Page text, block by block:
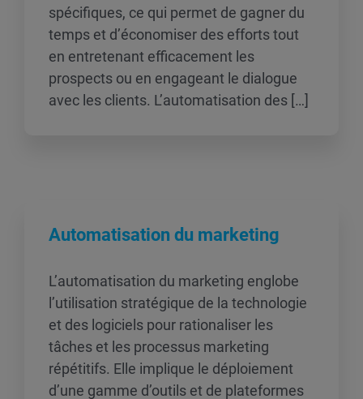
spécifiques, ce qui permet de gagner du
temps et d’économiser des efforts tout
en entretenant efficacement les
prospects ou en engageant le dialogue
avec les clients. L’automatisation des […]
Automatisation du marketing
L’automatisation du marketing englobe
l’utilisation stratégique de la technologie
et des logiciels pour rationaliser les
tâches et les processus marketing
répétitifs. Elle implique le déploiement
d’une gamme d’outils et de plateformes